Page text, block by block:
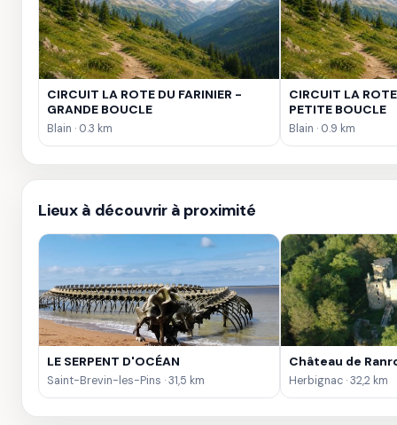
CIRCUIT LA ROTE DU FARINIER -
GRANDE BOUCLE
Blain · 0.3 km
CIRCUIT LA
PETITE BOUCLE
Blain · 0.9 km
Lieux à découvrir à proximité
LE SERPENT D'OCÉAN
Saint-Brevin-les-Pins · 31,5 km
Château de
Herbignac · 32,2 km